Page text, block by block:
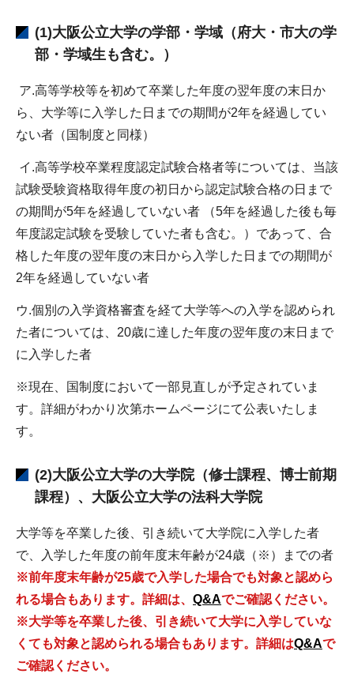
(1)大阪公立大学の学部・学域（府大・市大の学
部・学域生も含む。）
ア.高等学校等を初めて卒業した年度の翌年度の末日か
ら、大学等に入学した日までの期間が2年を経過してい
ない者（国制度と同様）
イ.高等学校卒業程度認定試験合格者等については、当該
試験受験資格取得年度の初日から認定試験合格の日まで
の期間が5年を経過していない者 （5年を経過した後も毎
年度認定試験を受験していた者も含む。）であって、合
格した年度の翌年度の末日から入学した日までの期間が
2年を経過していない者
ウ.個別の入学資格審査を経て大学等への入学を認められ
た者については、20歳に達した年度の翌年度の末日まで
に入学した者
※現在、国制度において一部見直しが予定されていま
す。詳細がわかり次第ホームページにて公表いたしま
す。
(2)大阪公立大学の大学院（修士課程、博士前期
課程）、大阪公立大学の法科大学院
大学等を卒業した後、引き続いて大学院に入学した者
で、入学した年度の前年度末年齢が24歳（※）までの者
※前年度末年齢が25歳で入学した場合でも対象と認めら
れる場合もあります。詳細は、 Q&Aでご確認ください。
※大学等を卒業した後、引き続いて大学に入学していな
くても対象と認められる場合もあります。詳細はQ&Aで
ご確認ください。